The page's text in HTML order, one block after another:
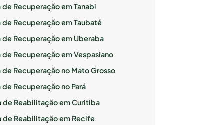
Recuperação em Tanabi
de Recuperação em Taubaté
de Recuperação em Uberaba
de Recuperação em Vespasiano
de Recuperação no Mato Grosso
Recuperação no Pará
de Reabilitação em Curitiba
de Reabilitação em Recife